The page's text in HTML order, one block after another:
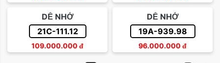
DỄ NHỚ
21C-111.12
109.000.000 đ
DỄ NHỚ
19A-939.98
96.000.000 đ